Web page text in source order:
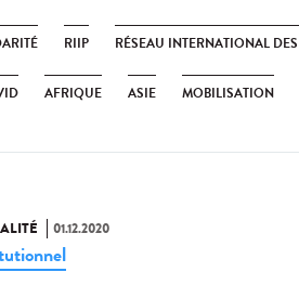
RIIP RÉSEAU INTERNATIONAL
AFRIQUE ASIE MOBILISATION
01.12.2020